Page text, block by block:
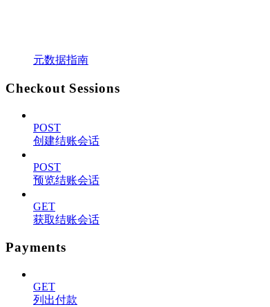
元数据指南
Checkout Sessions
POST
创建结账会话
POST
预览结账会话
GET
获取结账会话
Payments
GET
列出付款